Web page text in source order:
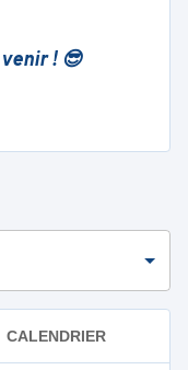
venir ! 😎
CALENDRIER